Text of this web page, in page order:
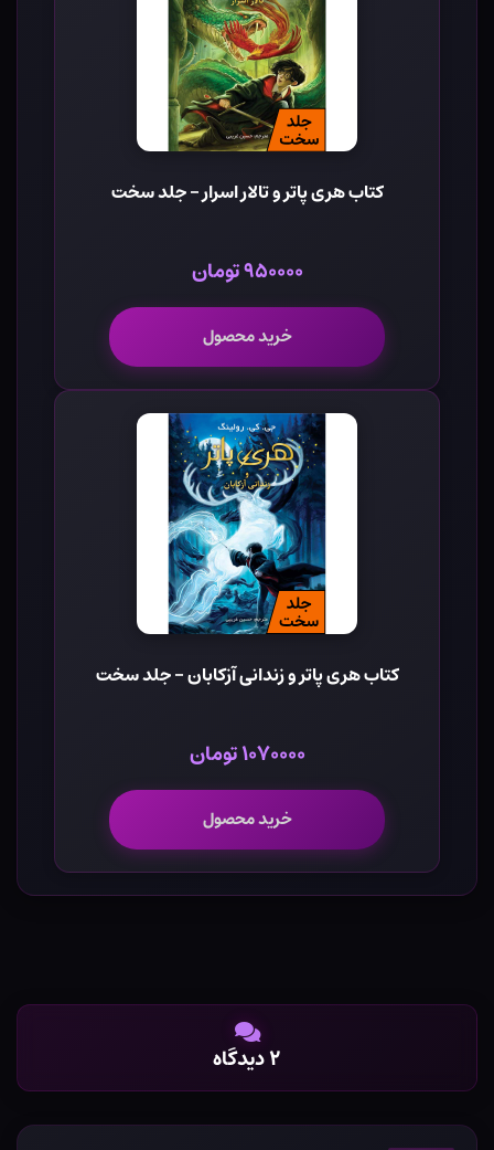
کتاب هری پاتر و تالار اسرار - جلد سخت
۹۵۰۰۰۰ تومان
خرید محصول
کتاب هری پاتر و زندانی آزکابان - جلد سخت
۱۰۷۰۰۰۰ تومان
خرید محصول
۲ دیدگاه